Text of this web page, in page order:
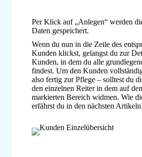
Per Klick auf „Anlegen“ werden
Daten gespeichert.
Wenn du nun in die Zeile des
Kunden klickst, gelangst du zur
Kunden, in dem du alle
findest. Um den Kunden
also fertig zur Pflege – solltest du
den einzelnen Reiter in dem auf
markierten Bereich widmen. Wie
erfährst du in den nächsten Artikeln.